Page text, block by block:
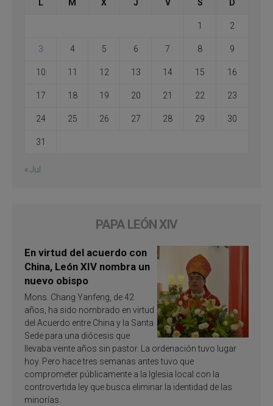
L M X J V S D
1 2
3 4 5 6 7 8 9
10 11 12 13 14 15 16
17 18 19 20 21 22 23
24 25 26 27 28 29 30
31
« Jul
PAPA LEÓN XIV
En virtud del acuerdo con
China, León XIV nombra un
nuevo obispo
Mons. Chang Yanfeng, de 42
años, ha sido nombrado en virtud
del Acuerdo entre China y la Santa
Sede para una diócesis que
llevaba veinte años sin pastor. La ordenación tuvo lugar
hoy. Pero hace tres semanas antes tuvo que
comprometer públicamente a la Iglesia local con la
controvertida ley que busca eliminar la identidad de las
minorías.